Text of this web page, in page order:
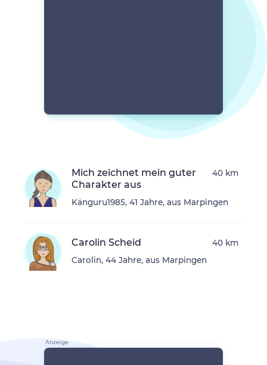
Mich zeichnet mein guter
Charakter aus
Känguru1985, 41 Jahre, aus Marpingen
40 km
Carolin Scheid
Carolin, 44 Jahre, aus Marpingen
40 km